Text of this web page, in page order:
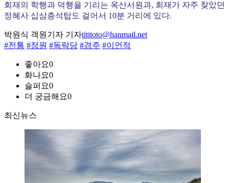
회재의 학행과 덕행을 기리는 옥산서원과, 회재가 자주 찾았던
정혜사 십삼층석탑도 걸어서 10분 거리에 있다.
박원식 객원기자 기자tititoto@hanmail.net
#전통 #정원 #독락당 #경주 #이언적
좋아요0
화나요0
슬퍼요0
더 궁금해요0
최신뉴스